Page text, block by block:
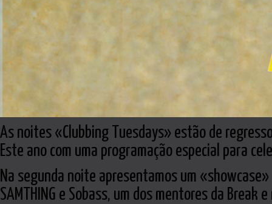
As noites «Clubbing Tuesdays» estão de
Este ano com uma programação especial para
Na segunda noite apresentamos um
SAMTHING e Sobass, um dos mentores da Break